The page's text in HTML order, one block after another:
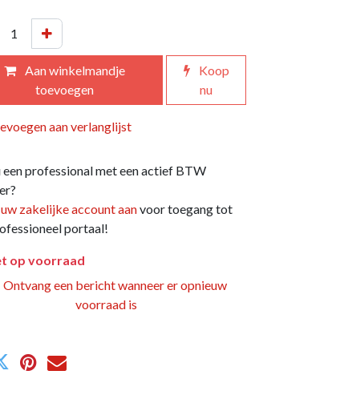
Aan winkelmandje
toevoegen
Koop
nu
aan verlanglijst
een professional met een actief BTW
zakelijke account aanvoor toegang tot
portaal!
op voorraad
Ontvang een bericht wanneer er opnieuw
voorraad is